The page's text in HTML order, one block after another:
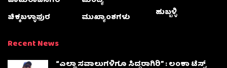
ಚಿಕ್ಕಬಳ್ಳಾಫುರ
ಮುಖ್ಯಾಂಶಗಳು
ಹುಬ್ಬಳ್ಳಿ
Recent News
“ಎಲ್ಲಾ ಸವಾಲುಗಳಿಗೂ ಸಿದ್ಧರಾಗಿರಿ” : ಲಂಕಾ ಟೆಸ್ಟ್